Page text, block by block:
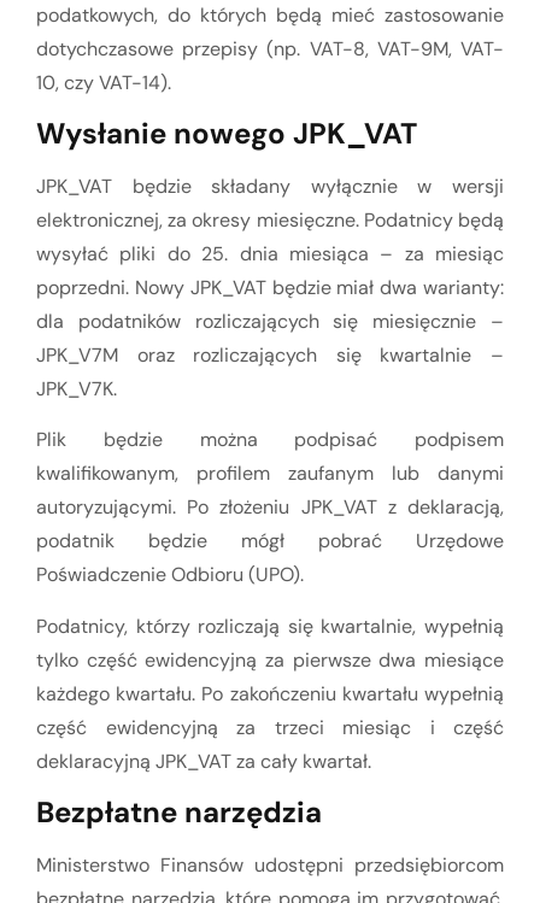
podatkowych, do których będą mieć zastosowanie
dotychczasowe przepisy (np. VAT-8, VAT-9M, VAT-
10, czy VAT-14).
Wysłanie nowego JPK_VAT
JPK_VAT będzie składany wyłącznie w wersji
elektronicznej, za okresy miesięczne. Podatnicy będą
wysyłać pliki do 25. dnia miesiąca – za miesiąc
poprzedni. Nowy JPK_VAT będzie miał dwa warianty:
dla podatników rozliczających się miesięcznie –
JPK_V7M oraz rozliczających się kwartalnie –
JPK_V7K.
Plik będzie można podpisać podpisem
kwalifikowanym, profilem zaufanym lub danymi
autoryzującymi. Po złożeniu JPK_VAT z deklaracją,
podatnik będzie mógł pobrać Urzędowe
Poświadczenie Odbioru (UPO).
Podatnicy, którzy rozliczają się kwartalnie, wypełnią
tylko część ewidencyjną za pierwsze dwa miesiące
każdego kwartału. Po zakończeniu kwartału wypełnią
część ewidencyjną za trzeci miesiąc i część
deklaracyjną JPK_VAT za cały kwartał.
Bezpłatne narzędzia
Ministerstwo Finansów udostępni przedsiębiorcom